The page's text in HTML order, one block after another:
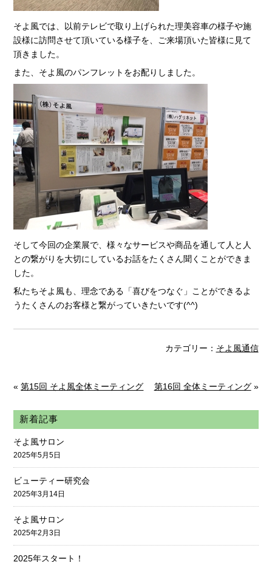
そよ風では、以前テレビで取り上げられた理美容車の様子や施
設様に訪問させて頂いている様子を、ご来場頂いた皆様に見て
頂きました。
また、そよ風のパンフレットをお配りしました。
そして今回の企業展で、様々なサービスや商品を通して人と人
との繋がりを大切にしているお話をたくさん聞くことができま
した。
私たちそよ風も、理念である「喜びをつなぐ」ことができるよ
うたくさんのお客様と繋がっていきたいです(^^)
カテゴリー： そよ風通信
«第15回 そよ風全体ミーティング 第16回 全体ミーティング»
新着記事
そよ風サロン
2025年5月5日
ビューティー研究会
2025年3月14日
そよ風サロン
2025年2月3日
2025年スタート！